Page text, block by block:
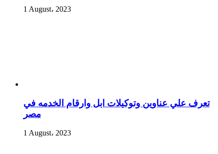
1 August، 2023
تعرف علي عناوين وتوكيلات ابل وارقام الخدمه في
مصر
1 August، 2023